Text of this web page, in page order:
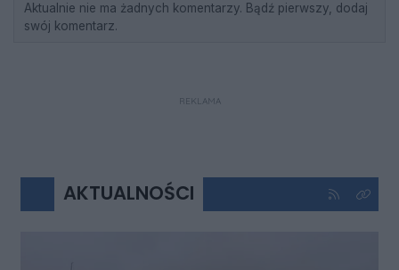
Aktualnie nie ma żadnych komentarzy. Bądź pierwszy, dodaj
swój komentarz.
REKLAMA
AKTUALNOŚCI Kliknij aby
Kliknij